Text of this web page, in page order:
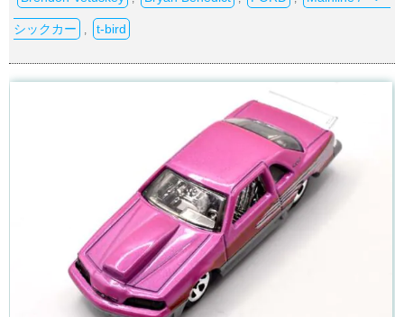
シックカー t-bird